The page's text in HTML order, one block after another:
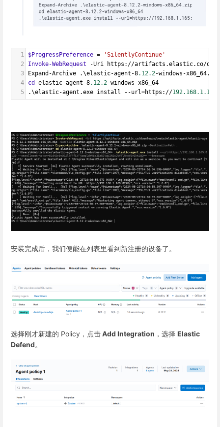
1 $ProgressPreference =
'SilentlyContinue'
2
Invoke-WebRequest -Uri https ://artifacts .elastic. co/
3
Expand-Archive .\elastic-agent-8.12.2-windows-x86_64.
4
cd elastic-agent-8.12.2-windows-x86_64
5
.\elastic-agent .exe install --url=https ://192.168.1.165
安装完成后，我们便能在列表里看到新注册的设备了。
选择刚才新建的 Policy，点击Add Integration ，选择 Elastic
Defend。